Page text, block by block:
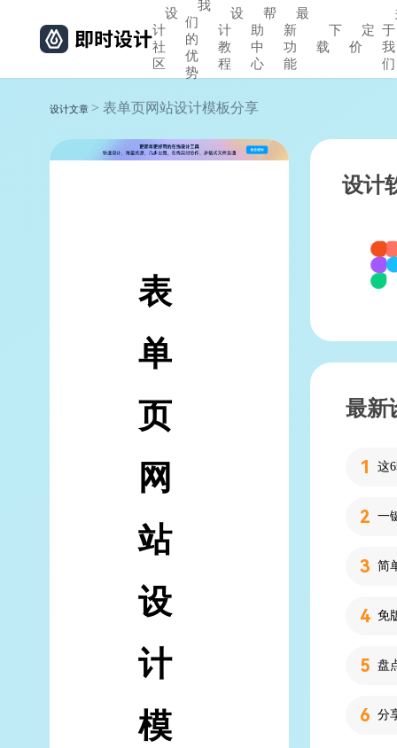
设
计
社
区
我
们
的
优
势
设
计
教
程
帮
助
中
心
最
新
功
能
下
载
定
价
于
我
们
设计文章 > 表单页网站设计模板分享
表
单
页
网
站
设
计
模
设计
最新
简
分